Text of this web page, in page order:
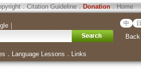
．Citation Guideline．Donation．Home
｜ 中 日
Back
． Language Lessons ． Links